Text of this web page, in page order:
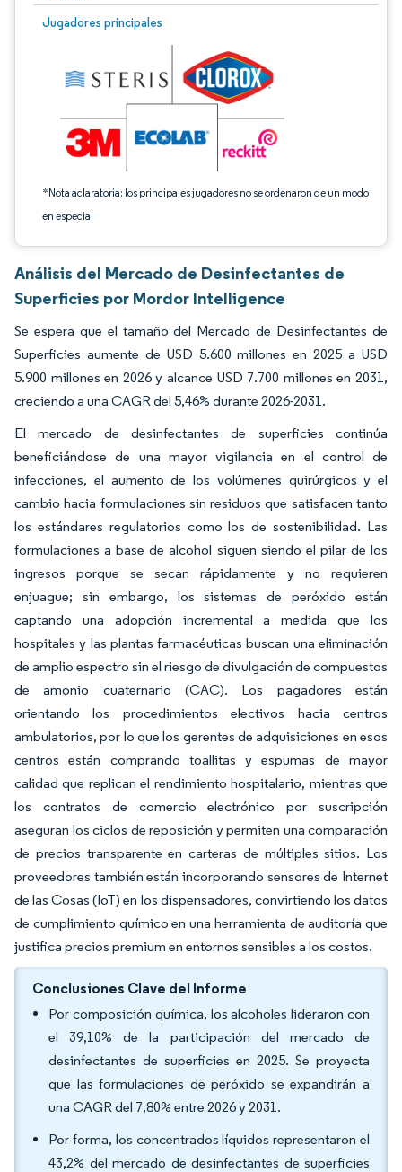
Jugadores principales
*Nota aclaratoria: los principales jugadores no se ordenaron de un modo
en especial
Imagen © Mordor Intelligence. El uso requiere atribución según CC BY 4.0.
Análisis del Mercado de Desinfectantes de
Superficies por Mordor Intelligence
Se espera que el tamaño del Mercado de Desinfectantes de
Superficies aumente de USD 5.600 millones en 2025 a USD
5.900 millones en 2026 y alcance USD 7.700 millones en 2031,
creciendo a una CAGR del 5,46% durante 2026-2031.
El mercado de desinfectantes de superficies continúa
beneficiándose de una mayor vigilancia en el control de
infecciones, el aumento de los volúmenes quirúrgicos y el
cambio hacia formulaciones sin residuos que satisfacen tanto
los estándares regulatorios como los de sostenibilidad. Las
formulaciones a base de alcohol siguen siendo el pilar de los
ingresos porque se secan rápidamente y no requieren
enjuague; sin embargo, los sistemas de peróxido están
captando una adopción incremental a medida que los
hospitales y las plantas farmacéuticas buscan una eliminación
de amplio espectro sin el riesgo de divulgación de compuestos
de amonio cuaternario (CAC). Los pagadores están
orientando los procedimientos electivos hacia centros
ambulatorios, por lo que los gerentes de adquisiciones en esos
centros están comprando toallitas y espumas de mayor
calidad que replican el rendimiento hospitalario, mientras que
los contratos de comercio electrónico por suscripción
aseguran los ciclos de reposición y permiten una comparación
de precios transparente en carteras de múltiples sitios. Los
proveedores también están incorporando sensores de Internet
de las Cosas (IoT) en los dispensadores, convirtiendo los datos
de cumplimiento químico en una herramienta de auditoría que
justifica precios premium en entornos sensibles a los costos.
Conclusiones Clave del Informe
Por composición química, los alcoholes lideraron con
el 39,10% de la participación del mercado de
desinfectantes de superficies en 2025. Se proyecta
que las formulaciones de peróxido se expandirán a
una CAGR del 7,80% entre 2026 y 2031.
Por forma, los concentrados líquidos representaron el
43,2% del mercado de desinfectantes de superficies